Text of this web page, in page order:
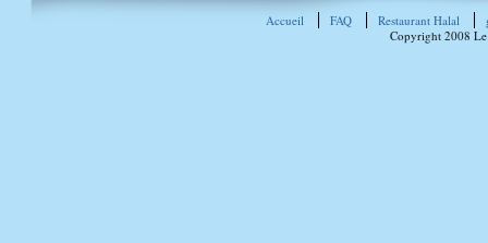
Accueil FAQ Restaurant Halal
Copyright 2008